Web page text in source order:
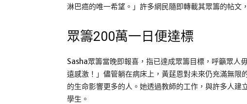
淋巴癌的唯一希望。」許多網民隨即轉載其眾籌的帖文
眾籌200萬一日便達標
Sasha眾籌當晚即報喜，指已達成眾籌目標，呼籲眾人
遠感激！」儘管躺在病床上，黃莛恩對未來仍充滿無
的生命影響更多的人。她透過教師的工作，與許多人建
學生。